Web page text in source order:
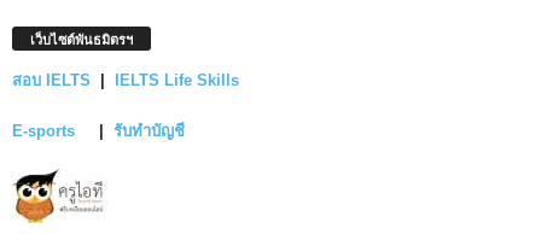
เว็บไซต์พันธมิตรฯ
สอบ IELTS | IELTS Life Skills
E-sports | รับทำบัญชี